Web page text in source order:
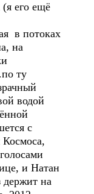
его ещё
в потоках
на
ту
водой
с
Космоса,
и Натан
держит на